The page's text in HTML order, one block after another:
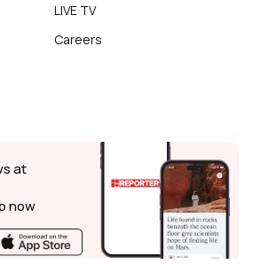
LIVE TV
Careers
at
now